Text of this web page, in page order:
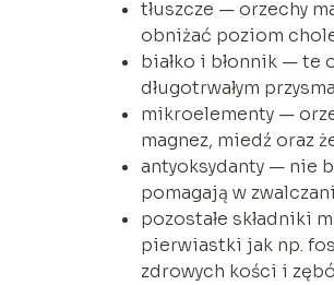
tłuszcze — orzechy
obniżać poziom
białko i błonnik — te
długotrwałym
mikroelementy —
magnez, miedź oraz
antyoksydanty — nie
pomagają w
pozostałe składniki
pierwiastki jak np.
zdrowych kości i